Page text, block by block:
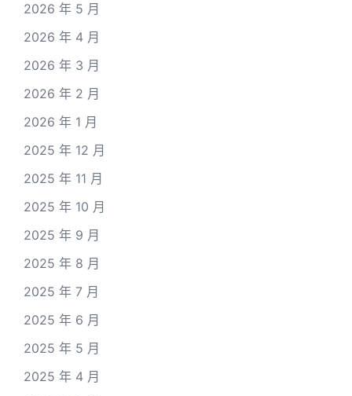
2026 年 5 月
2026 年 4 月
2026 年 3 月
2026 年 2 月
2026 年 1 月
2025 年 12 月
2025 年 11 月
2025 年 10 月
2025 年 9 月
2025 年 8 月
2025 年 7 月
2025 年 6 月
2025 年 5 月
2025 年 4 月